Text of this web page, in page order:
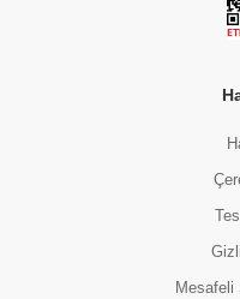
Mesafeli